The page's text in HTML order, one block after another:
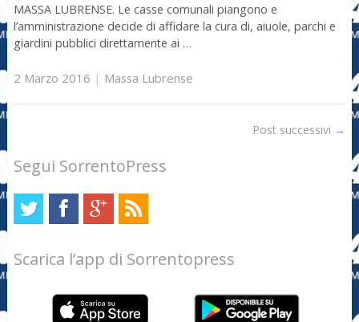
MASSA LUBRENSE. Le casse comunali piangono e
l’amministrazione decide di affidare la cura di, aiuole, parchi e
giardini pubblici direttamente ai …
2 Marzo 2016 | Massa Lubrense
Post successivi →
Segui SorrentoPress
Scarica l’app di Sorrentopress